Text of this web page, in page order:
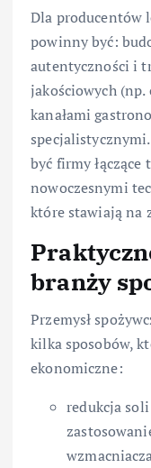
Dla producentów
powinny być:
autentyczności i
jakościowych (np.
kanałami
być firmy łączące
nowoczesnymi
które stawiają na
branży
Przemysł
kilka sposobów,
ekonomiczne:
redukcja